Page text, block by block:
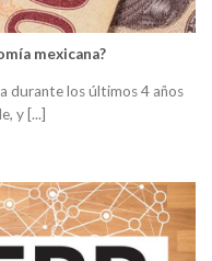
mexicana?
durante los últimos 4 años
y [...]